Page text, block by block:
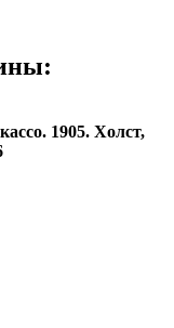
1905. Холст,